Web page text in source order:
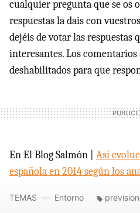
cualquier pregunta que se os
respuestas la dais con
dejéis de votar las respuestas
interesantes. Los comentarios
deshabilitados para que
En El Blog Salmón | Así
española en 2014 según los
TEMAS Entorno